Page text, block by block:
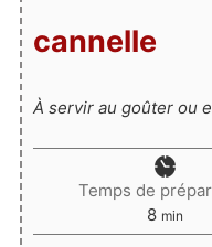
cannelle
À servir au goûter ou
Temps de
8minutes
min